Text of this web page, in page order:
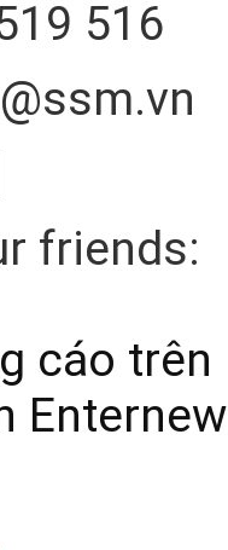
516
friends:
cáo